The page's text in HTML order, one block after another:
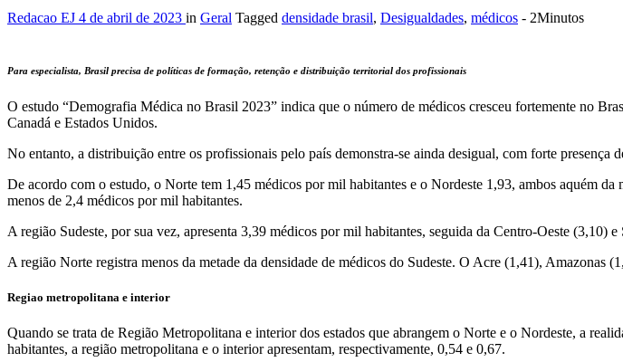
Redacao EJ 4 de abril de 2023 in Geral Tagged densidade brasil, Desigualdades, médicos - 2Minutos
Para especialista, Brasil precisa de políticas de formação, retenção e distribuição territorial dos profissionais
O estudo “Demografia Médica no Brasil 2023” indica que o número de médicos cresceu fortemente no
Canadá e Estados Unidos.
No entanto, a distribuição entre os profissionais pelo país demonstra-se ainda desigual, com forte presença
De acordo com o estudo, o Norte tem 1,45 médicos por mil habitantes e o Nordeste 1,93, ambos aquém
menos de 2,4 médicos por mil habitantes.
A região Sudeste, por sua vez, apresenta 3,39 médicos por mil habitantes, seguida da Centro-Oeste (3,10) e
A região Norte registra menos da metade da densidade de médicos do Sudeste. O Acre (1,41), Amazonas
Regiao metropolitana e interior
Quando se trata de Região Metropolitana e interior dos estados que abrangem o Norte e o Nordeste, a
habitantes, a região metropolitana e o interior apresentam, respectivamente, 0,54 e 0,67.